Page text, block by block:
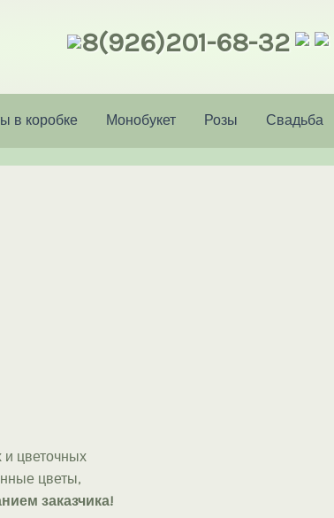
8(926)201-68-32
в коробке Монобукет Розы Свадьба
цветочных
цветы,
заказчика!